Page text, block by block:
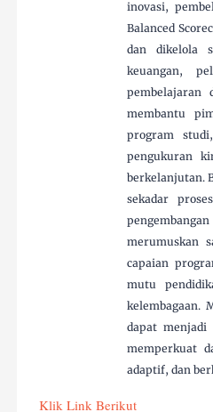
inovasi,
Balanced
dan dikelola
keuangan,
pembelajaran
membantu
program
pengukuran
berkelanjutan.
sekadar
merumuskan
capaian
mutu
kelembagaan.
dapat
memperkuat
adaptif, dan
Klik Link Berikut